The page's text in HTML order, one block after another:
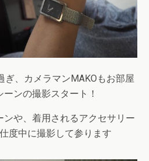
ぎ、カメラマンMAKOもお部屋
ンの撮影スタート！
ンや、着用されるアクセサリー
度中に撮影して参ります